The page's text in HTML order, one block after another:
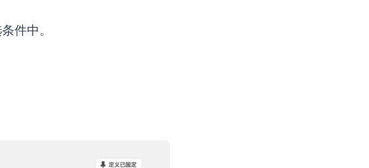
件中。